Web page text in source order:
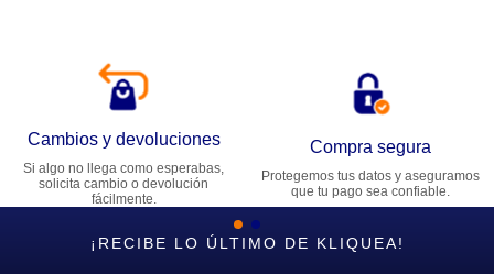
Cambios y devoluciones
Si algo no llega como esperabas,
solicita cambio o devolución
fácilmente.
Compra segura
Protegemos tus datos y aseguramos
que tu pago sea confiable.
¡RECIBE LO ÚLTIMO DE KLIQUEA!